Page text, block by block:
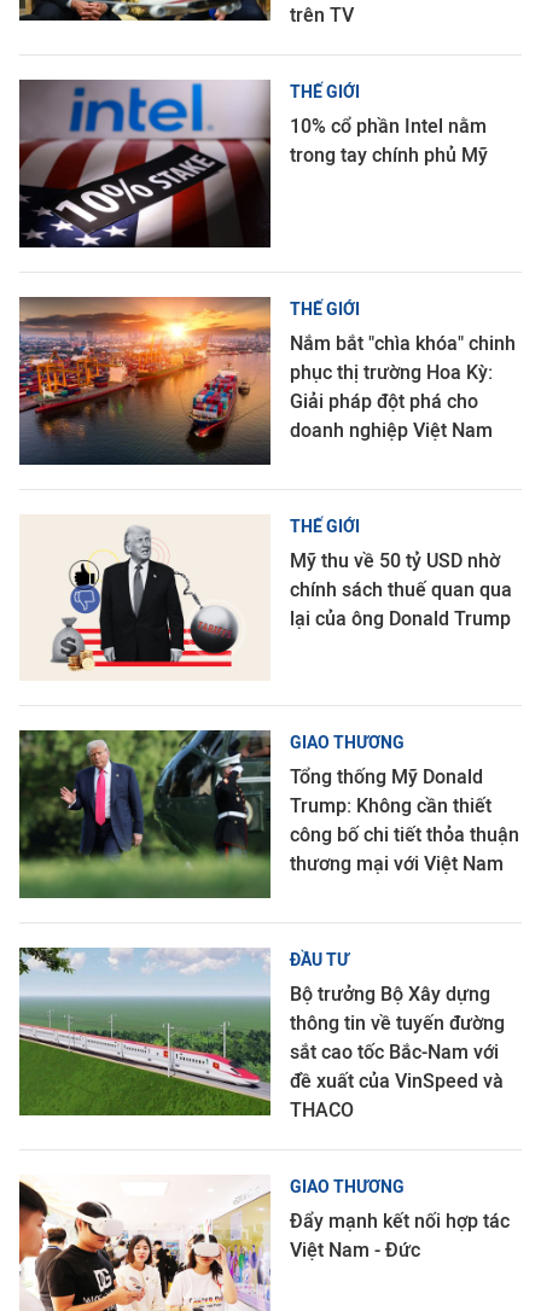
trên TV
THẾ GIỚI
10% cổ phần Intel nằm
trong tay chính phủ Mỹ
THẾ GIỚI
Nắm bắt "chìa khóa" chinh
phục thị trường Hoa Kỳ:
Giải pháp đột phá cho
doanh nghiệp Việt Nam
THẾ GIỚI
Mỹ thu về 50 tỷ USD nhờ
chính sách thuế quan qua
lại của ông Donald Trump
GIAO THƯƠNG
Tổng thống Mỹ Donald
Trump: Không cần thiết
công bố chi tiết thỏa thuận
thương mại với Việt Nam
ĐẦU TƯ
Bộ trưởng Bộ Xây dựng
thông tin về tuyến đường
sắt cao tốc Bắc-Nam với
đề xuất của VinSpeed và
THACO
GIAO THƯƠNG
Đẩy mạnh kết nối hợp tác
Việt Nam - Đức